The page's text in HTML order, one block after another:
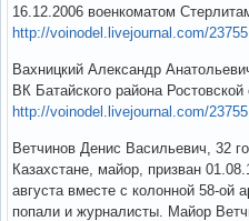
16.12.2006 военкоматом
http://voinodel.livejournal.com/
Вахницкий Александр
ВК Батайского района Ростовской
http://voinodel.livejournal.com/
Ветчинов Денис Васильевич, 32
Казахстане, майор, призван
августа вместе с колонной 58-ой
попали и журналисты. Майор